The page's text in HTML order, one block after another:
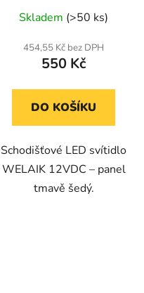
Skladem (>50 ks)
454,55 Kč bez DPH
550 Kč
DO KOŠÍKU
Schodišťové LED svítidlo
WELAIK 12VDC – panel
tmavě šedý.